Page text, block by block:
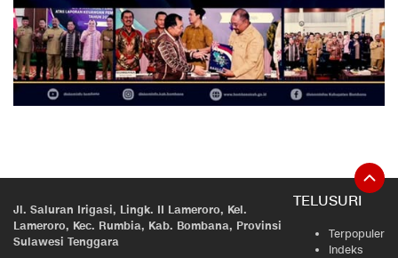
Jl. Saluran Irigasi, Lingk. II Lameroro, Kel.
Lameroro, Kec. Rumbia, Kab. Bombana, Provinsi
Sulawesi Tenggara
TELUSURI
Terpopuler
Indeks